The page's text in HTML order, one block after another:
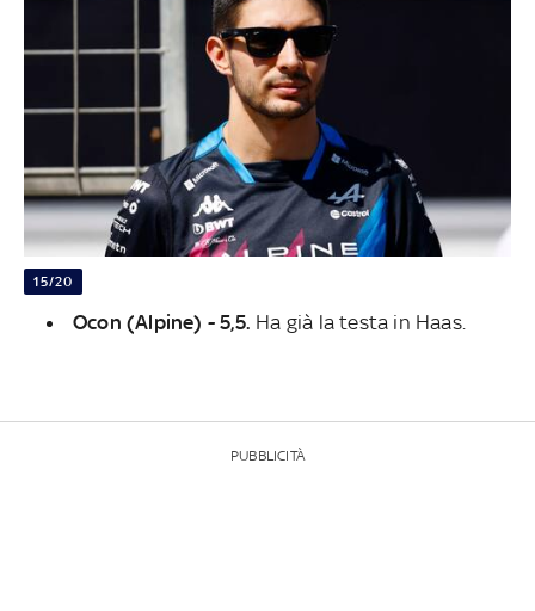
15/20
Ocon (Alpine) - 5,5. Ha già la testa in Haas.
PUBBLICITÀ